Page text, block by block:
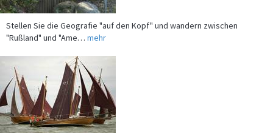
"Rußland" und "Ame…mehr